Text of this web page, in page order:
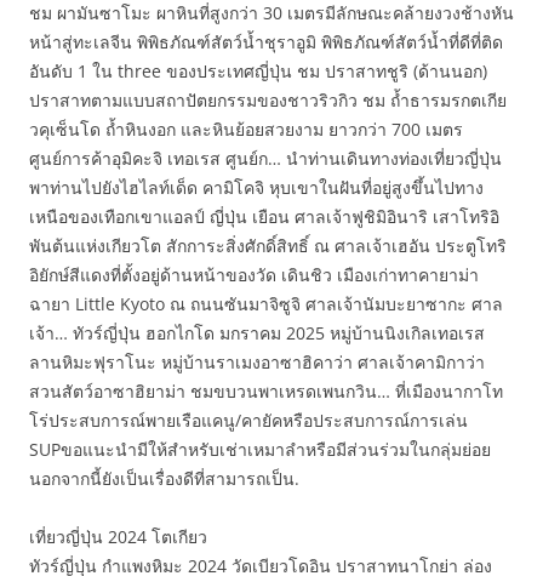
ชม ผามันซาโมะ ผาหินที่สูงกว่า 30 เมตรมีลักษณะคล้ายงวงช้างหัน
หน้าสู่ทะเลจีน พิพิธภัณฑ์สัตว์น้ำชุราอูมิ พิพิธภัณฑ์สัตว์น้ำที่ดีที่ติด
อันดับ 1 ใน three ของประเทศญี่ปุ่น ชม ปราสาทชูริ (ด้านนอก)
ปราสาทตามแบบสถาปัตยกรรมของชาวริวกิว ชม ถ้ำธารมรกตเกีย
วคุเซ็นโด ถ้ำหินงอก และหินย้อยสวยงาม ยาวกว่า 700 เมตร
ศูนย์การค้าอุมิคะจิ เทอเรส ศูนย์ก… นำท่านเดินทางท่องเที่ยวญี่ปุ่น
พาท่านไปยังไฮไลท์เด็ด คามิโคจิ หุบเขาในฝันที่อยู่สูงขึ้นไปทาง
เหนือของเทือกเขาแอลป์ ญี่ปุ่น เยือน ศาลเจ้าฟูชิมิอินาริ เสาโทริอิ
พันต้นแห่งเกียวโต สักการะสิ่งศักดิ์สิทธิ์ ณ ศาลเจ้าเฮอัน ประตูโทริ
อิยักษ์สีแดงที่ตั้งอยู่ด้านหน้าของวัด เดินชิว เมืองเก่าทาคายาม่า
ฉายา Little Kyoto ณ ถนนซันมาจิซูจิ ศาลเจ้านัมบะยาซากะ ศาล
เจ้า… ทัวร์ญี่ปุ่น ฮอกไกโด มกราคม 2025 หมู่บ้านนิงเกิลเทอเรส
ลานหิมะฟุราโนะ หมู่บ้านราเมงอาซาฮิคาว่า ศาลเจ้าคามิกาว่า
สวนสัตว์อาซาฮิยาม่า ชมขบวนพาเหรดเพนกวิน… ที่เมืองนากาโท
โร่ประสบการณ์พายเรือแคนู/คายัคหรือประสบการณ์การเล่น
SUPขอแนะนำมีให้สำหรับเช่าเหมาลำหรือมีส่วนร่วมในกลุ่มย่อย
นอกจากนี้ยังเป็นเรื่องดีที่สามารถเป็น.
เที่ยวญี่ปุ่น 2024 โตเกียว
ทัวร์ญี่ปุ่น กำแพงหิมะ 2024 วัดเบียวโดอิน ปราสาทนาโกย่า ล่อง